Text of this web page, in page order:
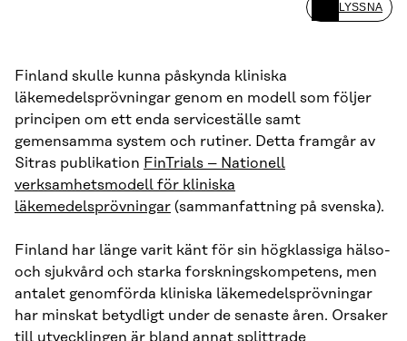
LYSSNA
Finland skulle kunna påskynda kliniska
läkemedelsprövningar genom en modell som följer
principen om ett enda serviceställe samt
gemensamma system och rutiner. Detta framgår av
Sitras publikation FinTrials – Nationell
verksamhetsmodell för kliniska
läkemedelsprövningar (sammanfattning på svenska).
Finland har länge varit känt för sin högklassiga hälso-
och sjukvård och starka forskningskompetens, men
antalet genomförda kliniska läkemedelsprövningar
har minskat betydligt under de senaste åren. Orsaker
till utvecklingen är bland annat splittrade